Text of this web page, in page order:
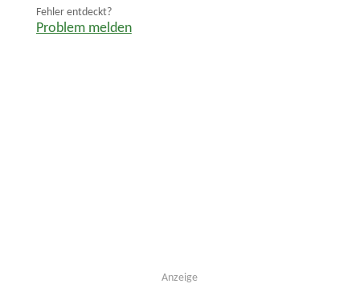
Fehler entdeckt?
Problem melden
Anzeige